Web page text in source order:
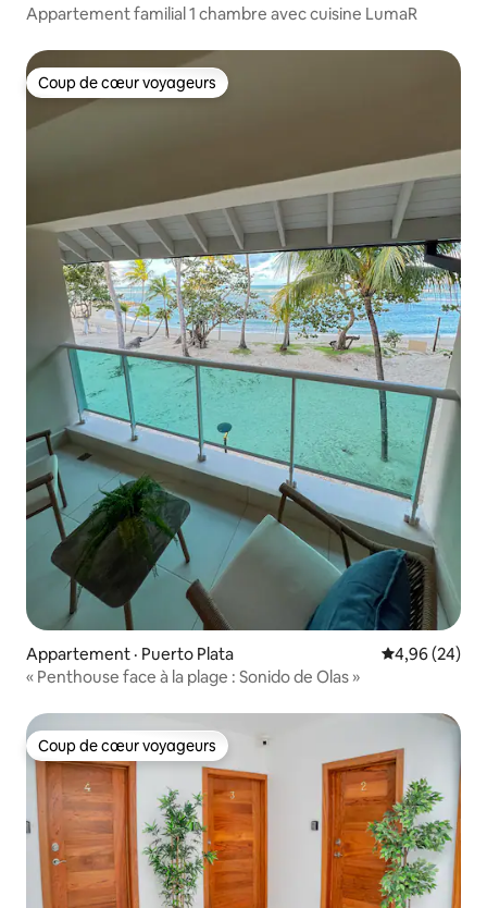
Appartement familial 1 chambre avec cuisine LumaR
Coup de cœur voyageurs
Coup de cœur voyageurs
Appartement · Puerto Plata Note
4,96 (24)
« Penthouse face à la plage : Sonido de Olas »
Coup de cœur voyageurs
Coup de cœur voyageurs